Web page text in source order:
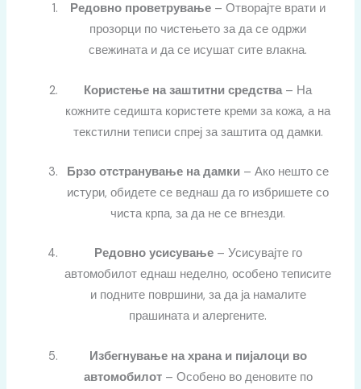
Редовно проветрување – Отворајте врати и
прозорци по чистењето за да се одржи
свежината и да се исушат сите влакна.
Користење на заштитни средства– На
кожните седишта користете креми за кожа, а на
текстилни теписи спреј за заштита од дамки.
Брзо отстранување на дамки – Ако нешто се
истури, обидете се веднаш да го избришете со
чиста крпа, за да не се вгнезди.
Редовно усисување– Усисувајте го
автомобилот еднаш неделно, особено теписите
и подните површини, за да ја намалите
прашината и алергените.
Избегнување на храна и пијалоци во
автомобилот– Особено во деновите по